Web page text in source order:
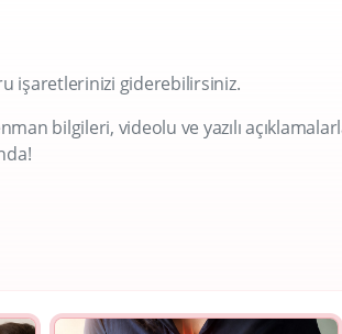
işaretlerinizi giderebilirsiniz.
bilgileri, videolu ve yazılı